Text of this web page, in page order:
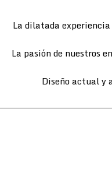
La dilatada
La pasión de nuestros
Diseño actual y